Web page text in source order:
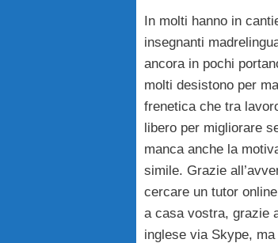
In molti hanno in
insegnanti
ancora in pochi
molti desistono per
frenetica che tra
libero per migliorare
manca anche la
simile. Grazie
cercare un tutor
a casa vostra, grazie
inglese via Skype,